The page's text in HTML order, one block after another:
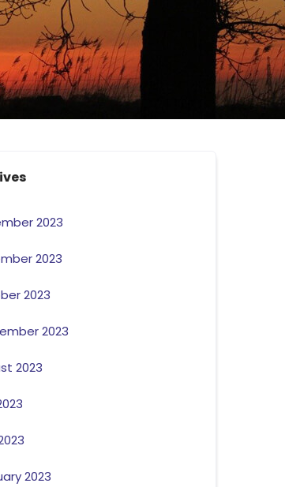
2023
2023
2023
2023
2023
2023